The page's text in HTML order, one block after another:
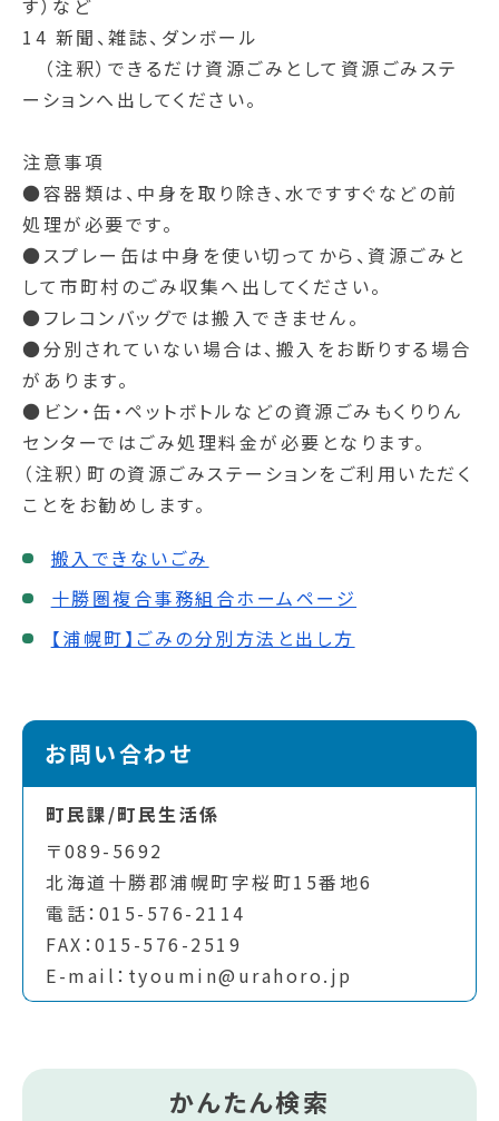
す）など
14 新聞、雑誌、ダンボール
（注釈）できるだけ資源ごみとして資源ごみステ
ーションへ出してください。
注意事項
●容器類は、中身を取り除き、水ですすぐなどの前
処理が必要です。
●スプレー缶は中身を使い切ってから、資源ごみと
して市町村のごみ収集へ出してください。
●フレコンバッグでは搬入できません。
●分別されていない場合は、搬入をお断りする場合
があります。
●ビン・缶・ペットボトルなどの資源ごみもくりりん
センターではごみ処理料金が必要となります。
（注釈）町の資源ごみステーションをご利用いただく
ことをお勧めします。
搬入できないごみ
十勝圏複合事務組合ホームページ
【浦幌町】ごみの分別方法と出し方
お問い合わせ
町民課/町民生活係
〒089-5692
北海道十勝郡浦幌町字桜町15番地6
電話：015-576-2114
FAX：015-576-2519
E-mail：tyoumin@urahoro.jp
かんたん検索